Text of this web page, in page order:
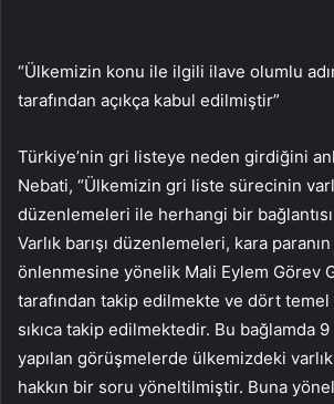
“Ülkemizin konu ile ilgili ilave olumlu
tarafından açıkça kabul edilmiştir”
Türkiye’nin gri listeye neden girdiğini
Nebati, “Ülkemizin gri liste sürecinin
düzenlemeleri ile herhangi bir
Varlık barışı düzenlemeleri, kara paranın
önlenmesine yönelik Mali Eylem Görev
tarafından takip edilmekte ve dört temel
sıkıca takip edilmektedir. Bu bağlamda 9
yapılan görüşmelerde ülkemizdeki varlık
hakkın bir soru yöneltilmiştir. Buna